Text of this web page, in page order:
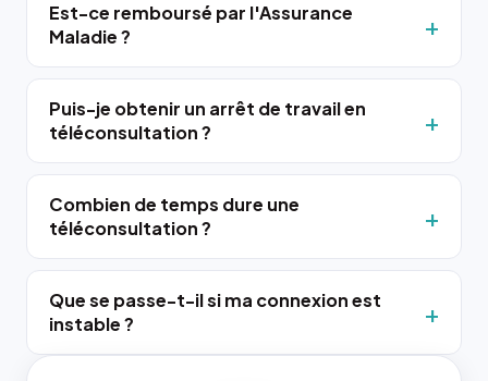
Est-ce remboursé par l'Assurance
Maladie ?
Puis-je obtenir un arrêt de travail en
téléconsultation ?
Combien de temps dure une
téléconsultation ?
Que se passe-t-il si ma connexion est
instable ?